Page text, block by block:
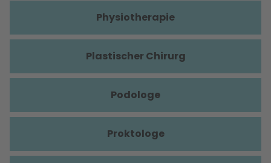
Physiotherapie
Plastischer Chirurg
Podologe
Proktologe